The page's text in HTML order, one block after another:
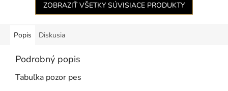
ZOBRAZIŤ VŠETKY SÚVISIACE PRODUKTY
Popis Diskusia
Podrobný popis
Tabuľka pozor pes